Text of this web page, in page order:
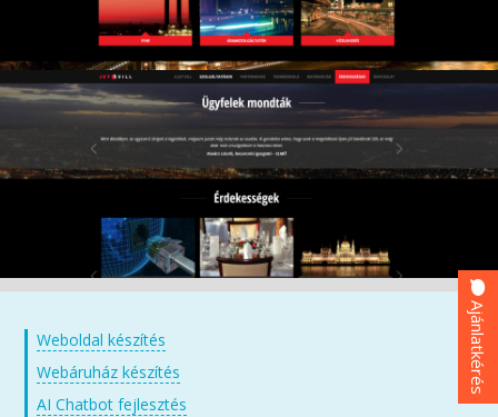
Weboldal készítés
Webáruház készítés
AI Chatbot fejlesztés
Ajánlatkérés